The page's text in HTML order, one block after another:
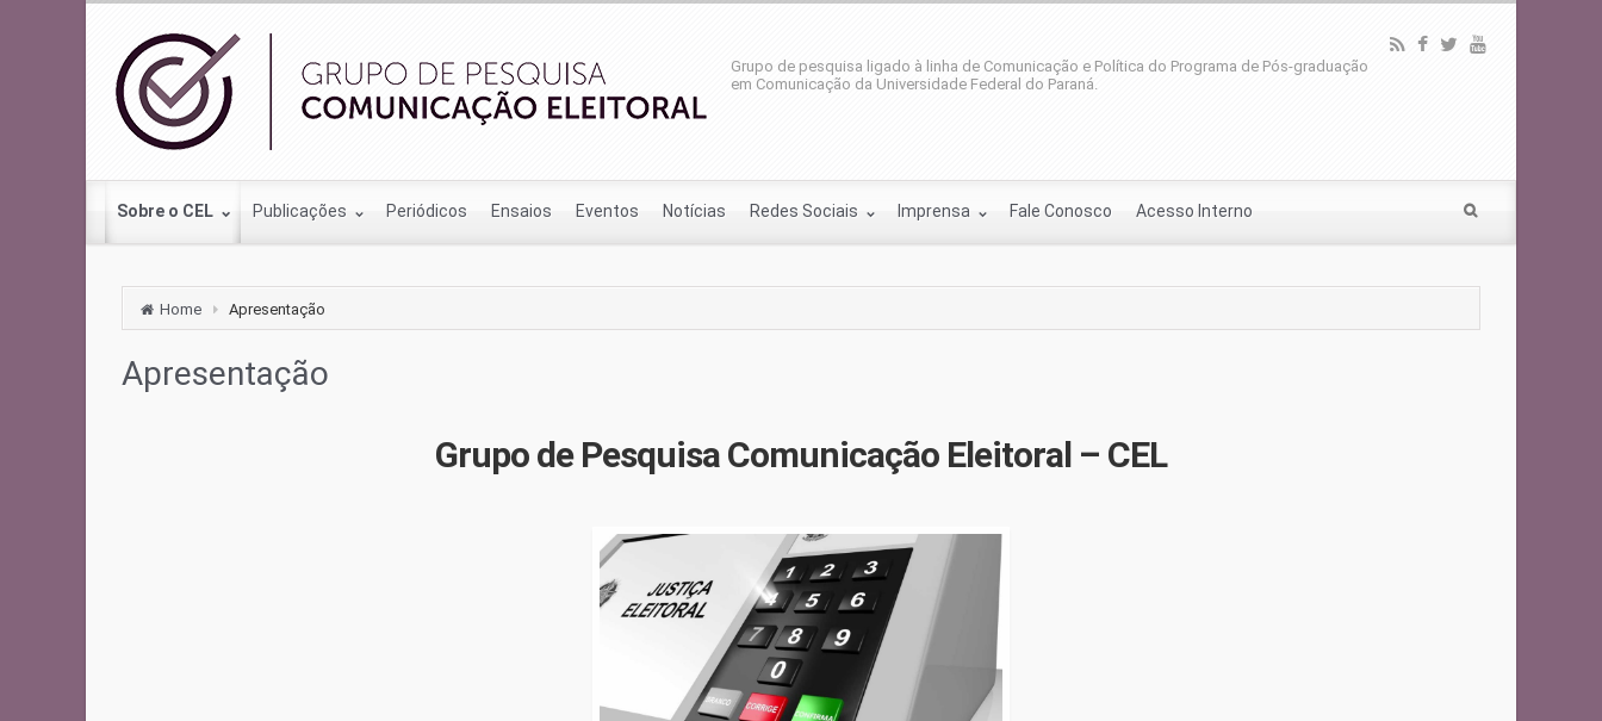
Grupo de pesquisa ligado à linha de Comunicação e Política do Programa de Pós-graduação
em Comunicação da Universidade Federal do Paraná.
Sobre o CEL Publicações Periódicos Ensaios Eventos Notícias Redes Sociais Imprensa Fale Conosco Acesso Interno
Home Apresentação
Apresentação
Grupo de Pesquisa Comunicação Eleitoral – CEL